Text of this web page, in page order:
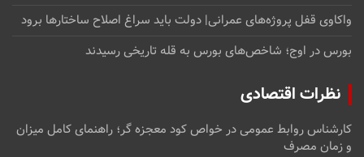
واکاوی قفل پروژه‌های عمرانی| دولت باید سراغ اصلاح ساختارها برود
بورس در اوج؛ شاخص‌های بورس به قله تاریخی رسیدند
نظرات اقتصادی
کارشناس روابط عمومیدرخواص کود معجزه گر؛ راهنمای کامل میزان
و زمان مصرف